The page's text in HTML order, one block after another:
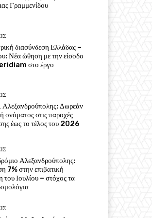
Γραμμενίδου
διασύνδεση Ελλάδας –
Νέα ώθηση με την είσοδο
στο έργο
Δωρεάν
ονόματος στις παροχές
έως το τέλος του 2026
Αλεξανδρούπολης:
7% στην επιβατική
του Ιουλίου – στόχος τα